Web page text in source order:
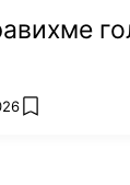
add favorites